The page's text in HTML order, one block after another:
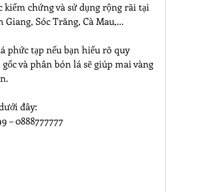
kiểm chứng và sử dụng rộng rãi tại
Sóc Trăng, Cà Mau,...
phức tạp nếu bạn hiểu rõ quy
và phân bón lá sẽ giúp mai vàng
đây:
– 0888777777